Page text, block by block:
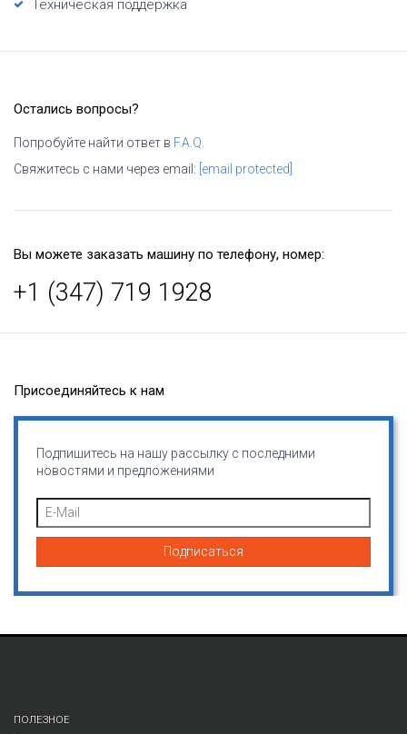
Техническая поддержка
Остались вопросы?
Попробуйте найти ответ в F.A.Q.
Свяжитесь с нами через email: [email protected]
Вы можете заказать машину по телефону, номер:
+1 (347) 719 1928
Присоединяйтесь к нам
Подпишитесь на нашу рассылку с последними
новостями и предложениями
ПОЛЕЗНОЕ